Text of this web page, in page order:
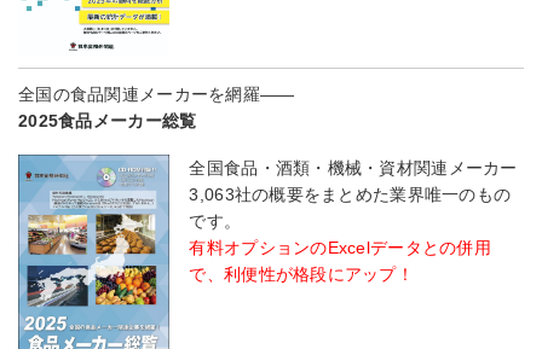
全国の食品関連メーカーを網羅――
2025食品メーカー総覧
全国食品・酒類・機械・資材関連メーカー
3,063社の概要をまとめた業界唯一のもの
です。
有料オプションのExcelデータとの併用
で、利便性が格段にアップ！